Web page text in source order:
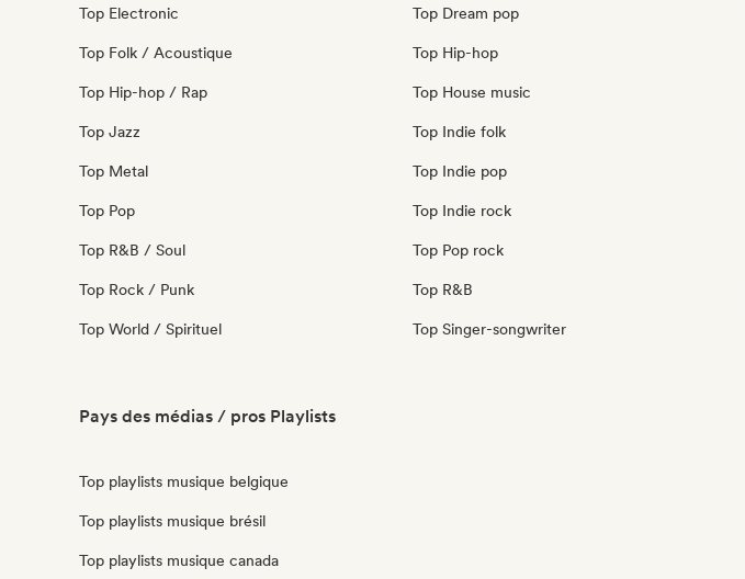
Top Electronic
Top Folk / Acoustique
Top Hip-hop / Rap
Top Jazz
Top Metal
Top Pop
Top R&B / Soul
Top Rock / Punk
Top World / Spirituel
Top Dream pop
Top Hip-hop
Top House music
Top Indie folk
Top Indie pop
Top Indie rock
Top Pop rock
Top R&B
Top Singer-songwriter
Pays des médias / pros Playlists
Top playlists musique belgique
Top playlists musique brésil
Top playlists musique canada